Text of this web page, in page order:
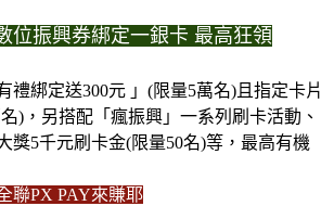
位振興券綁定一銀卡 最高狂領
禮綁定送300元 」(限量5萬名)且指定卡片
)，另搭配「瘋振興」一系列刷卡活動、
獎5千元刷卡金(限量50名)等，最高有機
聯PX PAY來賺耶